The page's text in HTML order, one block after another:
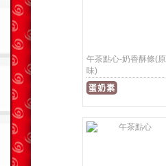
午茶點心-奶香酥條(原
味)